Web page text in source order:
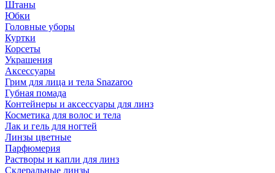
Штаны
Юбки
Головные уборы
Куртки
Корсеты
Украшения
Аксессуары
Грим для лица и тела Snazaroo
Губная помада
Контейнеры и аксессуары для линз
Косметика для волос и тела
Лак и гель для ногтей
Линзы цветные
Парфюмерия
Растворы и капли для линз
Склеральные линзы